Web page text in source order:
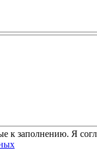
к заполнению. Я